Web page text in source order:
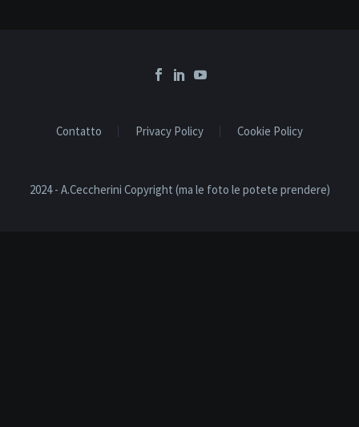
Contatto Privacy Policy Cookie Policy
2024 - A.Ceccherini Copyright (ma le foto le potete prendere)